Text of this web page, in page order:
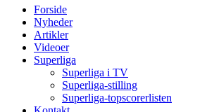
Forside
Nyheder
Artikler
Videoer
Superliga
Superliga i TV
Superliga-stilling
Superliga-topscorerlisten